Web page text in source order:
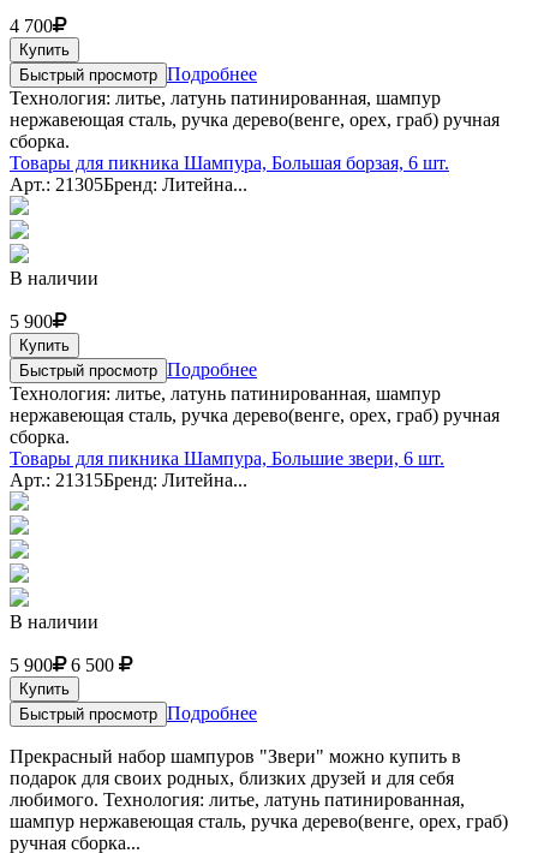
4 700
Купить
Быстрый просмотр Подробнее
Технология: литье, латунь патинированная, шампур
нержавеющая сталь, ручка дерево(венге, орех, граб) ручная
сборка.
Товары для пикника Шампура, Большая борзая, 6 шт.
Арт.: 21305Бренд: Литейна...
В наличии
5 900
Купить
Быстрый просмотр Подробнее
Технология: литье, латунь патинированная, шампур
нержавеющая сталь, ручка дерево(венге, орех, граб) ручная
сборка.
Товары для пикника Шампура, Большие звери, 6 шт.
Арт.: 21315Бренд: Литейна...
В наличии
5 900 6 500
Купить
Быстрый просмотр Подробнее
Прекрасный набор шампуров "Звери" можно купить в
подарок для своих родных, близких друзей и для себя
любимого. Технология: литье, латунь патинированная,
шампур нержавеющая сталь, ручка дерево(венге, орех, граб)
ручная сборка...